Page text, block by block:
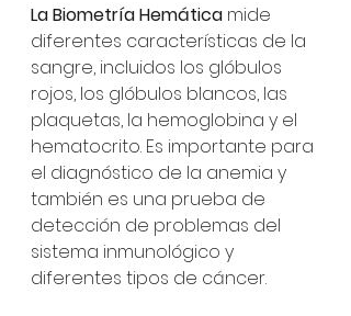
La Biometría Hemática mide
diferentes características de la
sangre, incluidos los glóbulos
rojos, los glóbulos blancos, las
plaquetas, la hemoglobina y el
hematocrito. Es importante para
el diagnóstico de la anemia y
también es una prueba de
detección de problemas del
sistema inmunológico y
diferentes tipos de cáncer.